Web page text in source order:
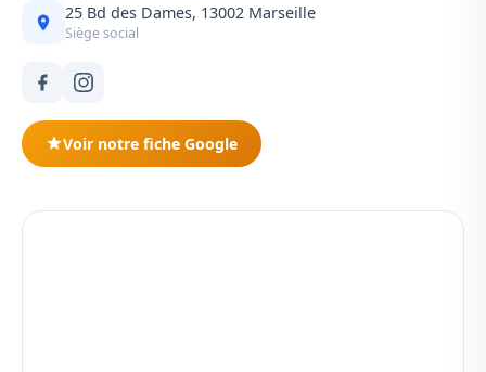
25 Bd des Dames, 13002 Marseille
Siège social
Voir notre fiche Google